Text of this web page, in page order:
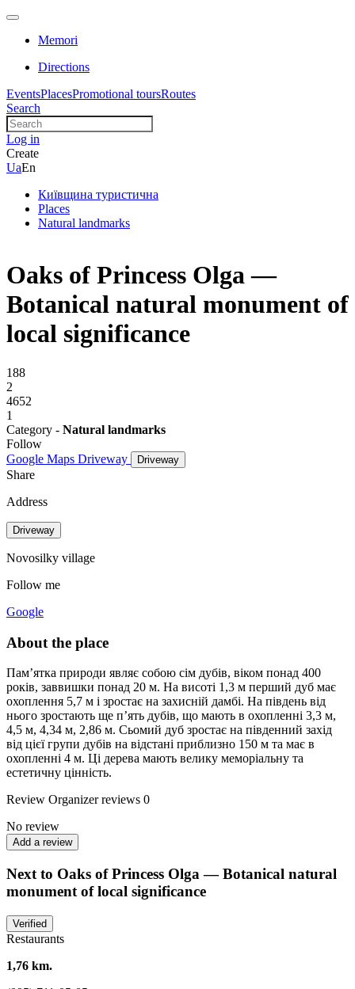
Memori
Directions
EventsPlacesPromotional toursRoutes
Search
Log in
Create
UaEn
Київщина туристична
Places
Natural landmarks
Oaks of Princess Olga —
Botanical natural monument of
local significance
188
2
4652
1
Category - Natural landmarks
Follow
Google Maps Driveway Driveway
Share
Address
Driveway
Novosilky village
Follow me
Google
About the place
Пам’ятка природи являє собою сім дубів, віком понад 400
років, заввишки понад 20 м. На висоті 1,3 м перший дуб має
охоплення 5,7 м і зростає на захисній дамбі. На південь від
нього зростають ще п’ять дубів, що мають в охопленні 3,3 м,
4,5 м, 4,34 м, 2,86 м. Сьомий дуб зростає на південний захід
від цієї групи дубів на відстані приблизно 150 м та має в
охопленні 4 м. Ці дерева мають велику меморіальну та
естетичну цінність.
Review Organizer reviews 0
No review
Add a review
Next to Oaks of Princess Olga — Botanical natural
monument of local significance
Verified
Restaurants
1,76 km.